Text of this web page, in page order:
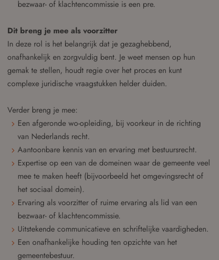
bezwaar- of klachtencommissie is een pre.
Dit breng je mee als voorzitter
In deze rol is het belangrijk dat je gezaghebbend,
onafhankelijk en zorgvuldig bent. Je weet mensen op hun
gemak te stellen, houdt regie over het proces en kunt
complexe juridische vraagstukken helder duiden.
Verder breng je mee:
Een afgeronde wo-opleiding, bij voorkeur in de richting
van Nederlands recht.
Aantoonbare kennis van en ervaring met bestuursrecht.
Expertise op een van de domeinen waar de gemeente veel
mee te maken heeft (bijvoorbeeld het omgevingsrecht of
het sociaal domein).
Ervaring als voorzitter of ruime ervaring als lid van een
bezwaar- of klachtencommissie.
Uitstekende communicatieve en schriftelijke vaardigheden.
Een onafhankelijke houding ten opzichte van het
gemeentebestuur.